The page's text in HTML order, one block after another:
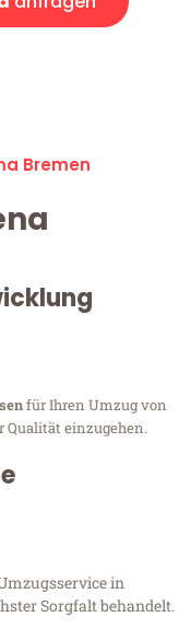
Bremen
für Ihren Umzug von
Qualität einzugehen.
in
Sorgfalt behandelt.